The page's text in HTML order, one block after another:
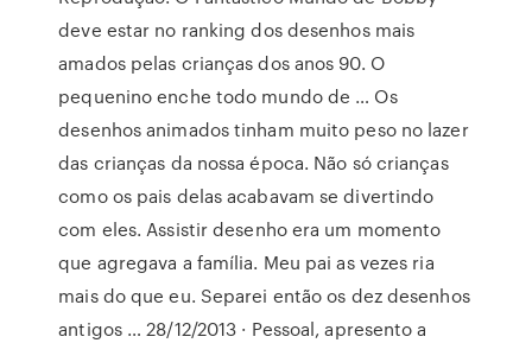
deve estar no ranking dos desenhos mais
amados pelas crianças dos anos 90. O
pequenino enche todo mundo de … Os
desenhos animados tinham muito peso no lazer
das crianças da nossa época. Não só crianças
como os pais delas acabavam se divertindo
com eles. Assistir desenho era um momento
que agregava a família. Meu pai as vezes ria
mais do que eu. Separei então os dez desenhos
antigos … 28/12/2013 · Pessoal, apresento a